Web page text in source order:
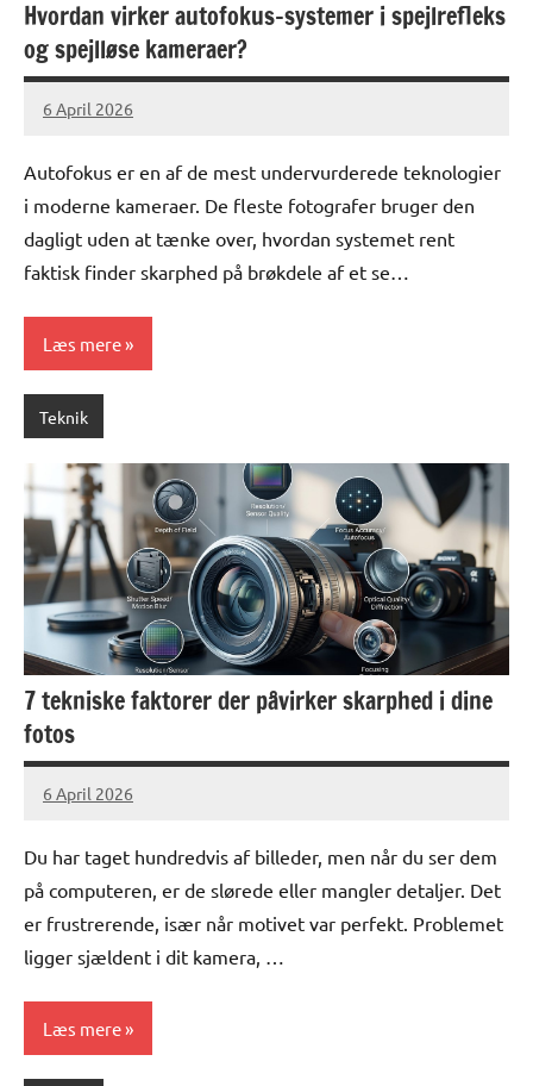
Hvordan virker autofokus-systemer i spejlrefleks
og spejlløse kameraer?
6 April 2026
lucas
No
Autofokus er en af de mest undervurderede teknologier
i moderne kameraer. De fleste fotografer bruger den
dagligt uden at tænke over, hvordan systemet rent
faktisk finder skarphed på brøkdele af et se…
Læs mere
Teknik
7 tekniske faktorer der påvirker skarphed i dine
fotos
6 April 2026
lucas
No
Du har taget hundredvis af billeder, men når du ser dem
på computeren, er de slørede eller mangler detaljer. Det
er frustrerende, især når motivet var perfekt. Problemet
ligger sjældent i dit kamera, …
Læs mere